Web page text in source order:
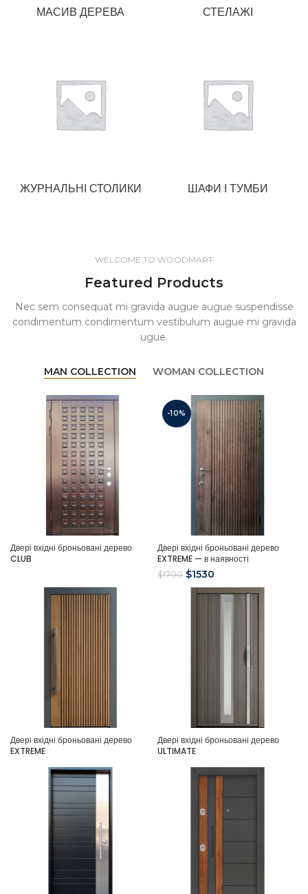
МАСИВ ДЕРЕВА СТЕЛАЖІ
ЖУРНАЛЬНІ СТОЛИКИ ШАФИ І ТУМБИ
WELCOME TO WOODMART
Featured Products
Nec sem consequat mi gravida augue augue suspendisse
condimentum condimentum vestibulum augue mi gravida
ugue.
MAN COLLECTION WOMAN COLLECTION
Двері вхідні броньовані дерево
CLUB
-10%
Двері вхідні броньовані дерево
EXTREME — в наявності
$1700 $1530
Двері вхідні броньовані дерево
EXTREME
Двері вхідні броньовані дерево
ULTIMATE